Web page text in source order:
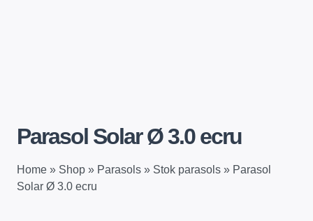
Parasol Solar Ø 3.0 ecru
Home » Shop » Parasols » Stok parasols » Parasol
Solar Ø 3.0 ecru